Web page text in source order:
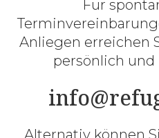
Für
Anliegen erreichen
persönlich
Alternativ können